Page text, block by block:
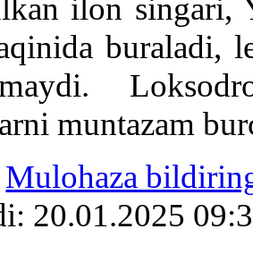
ilon singari,
buraladi,
muntazam
Mulohaza
20.01.2025